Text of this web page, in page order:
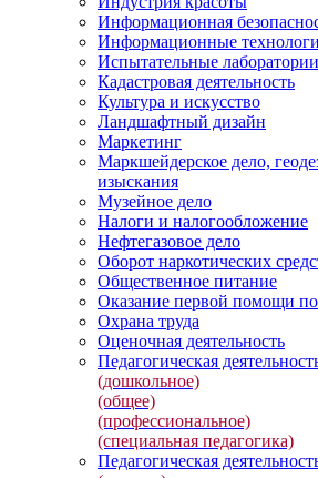
Информационная
Информационные
Испытательные лаборатории
Кадастровая деятельность
Культура и искусство
Ландшафтный дизайн
Маркетинг
Маркшейдерское дело,
изыскания
Музейное дело
Налоги и налогообложение
Нефтегазовое дело
Оборот наркотических
Общественное питание
Оказание первой помощи
Охрана труда
Оценочная деятельность
Педагогическая
(дошкольное)
(общее)
(профессиональное)
(специальная педагогика)
Педагогическая